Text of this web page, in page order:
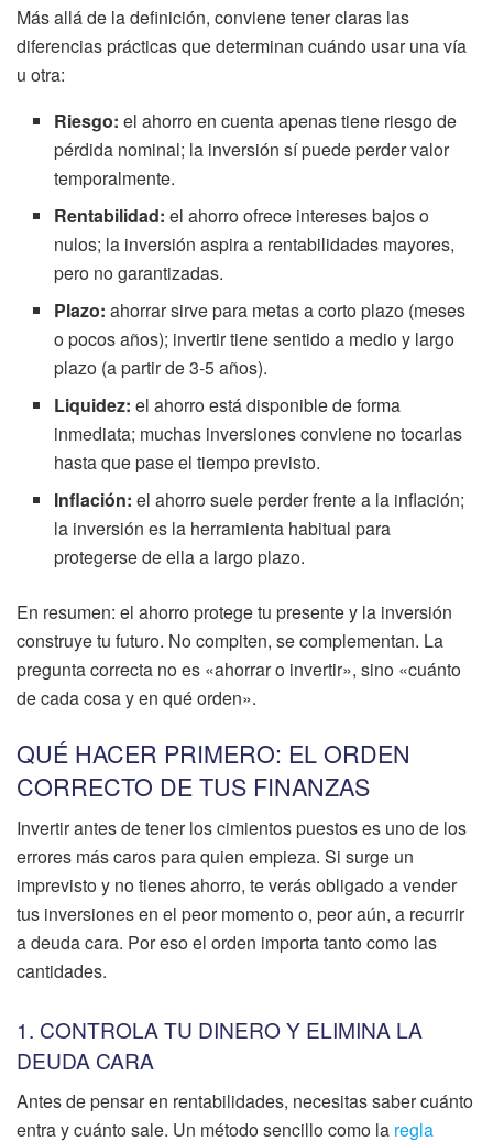
Más allá de la definición, conviene tener claras las
diferencias prácticas que determinan cuándo usar una vía
u otra:
Riesgo: el ahorro en cuenta apenas tiene riesgo de
pérdida nominal; la inversión sí puede perder valor
temporalmente.
Rentabilidad: el ahorro ofrece intereses bajos o
nulos; la inversión aspira a rentabilidades mayores,
pero no garantizadas.
Plazo: ahorrar sirve para metas a corto plazo (meses
o pocos años); invertir tiene sentido a medio y largo
plazo (a partir de 3-5 años).
Liquidez: el ahorro está disponible de forma
inmediata; muchas inversiones conviene no tocarlas
hasta que pase el tiempo previsto.
Inflación: el ahorro suele perder frente a la inflación;
la inversión es la herramienta habitual para
protegerse de ella a largo plazo.
En resumen: el ahorro protege tu presente y la inversión
construye tu futuro. No compiten, se complementan. La
pregunta correcta no es «ahorrar o invertir», sino «cuánto
de cada cosa y en qué orden».
QUÉ HACER PRIMERO: EL ORDEN
CORRECTO DE TUS FINANZAS
Invertir antes de tener los cimientos puestos es uno de los
errores más caros para quien empieza. Si surge un
imprevisto y no tienes ahorro, te verás obligado a vender
tus inversiones en el peor momento o, peor aún, a recurrir
a deuda cara. Por eso el orden importa tanto como las
cantidades.
1. CONTROLA TU DINERO Y ELIMINA LA
DEUDA CARA
Antes de pensar en rentabilidades, necesitas saber cuánto
entra y cuánto sale. Un método sencillo como la regla